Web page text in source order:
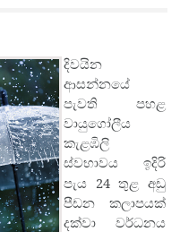
දිවයින
ආසන්නයේ
පැවති පහළ
වායුගෝලීය
කැළඹිලි
ස්වභාවය ඉදිරි
පැය
24තුළ අඩු
පීඩන කලාපයක්
දක්වා වර්ධනය